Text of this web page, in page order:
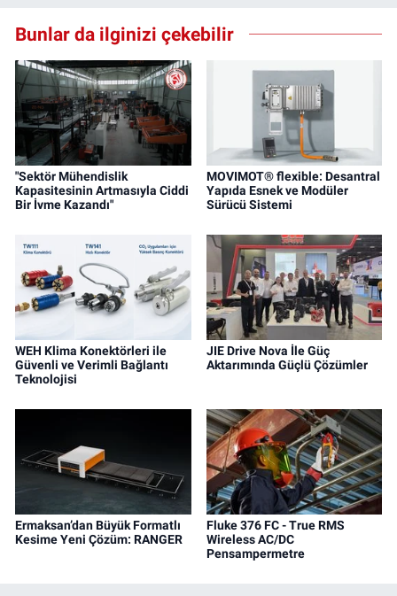
Bunlar da ilginizi çekebilir
"Sektör Mühendislik
Kapasitesinin Artmasıyla Ciddi
Bir İvme Kazandı"
MOVIMOT® flexible: Desantral
Yapıda Esnek ve Modüler
Sürücü Sistemi
WEH Klima Konektörleri ile
Güvenli ve Verimli Bağlantı
Teknolojisi
JIE Drive Nova İle Güç
Aktarımında Güçlü Çözümler
Ermaksan’dan Büyük Formatlı
Kesime Yeni Çözüm: RANGER
Fluke 376 FC - True RMS
Wireless AC/DC
Pensampermetre